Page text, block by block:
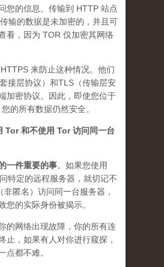
您的信息。传输到 HTTP 站点
输的数据是未加密的，并且可
看，因为 TOR 仅加密其网络
来防止这种情况。他们
接层协议）和TLS（传输层安
加密协议。因此，即使您位于
的所有数据仍然安全。
Tor 和不使用 Tor 访问同一台
一件重要的事。如果您使用
特定的远程服务器，就切记不
匿名）访问同一台服务器，
您的实际身份被揭示。
的网络出现故障，你的所有连
止，如果有人对你进行窥探，
点都不难。